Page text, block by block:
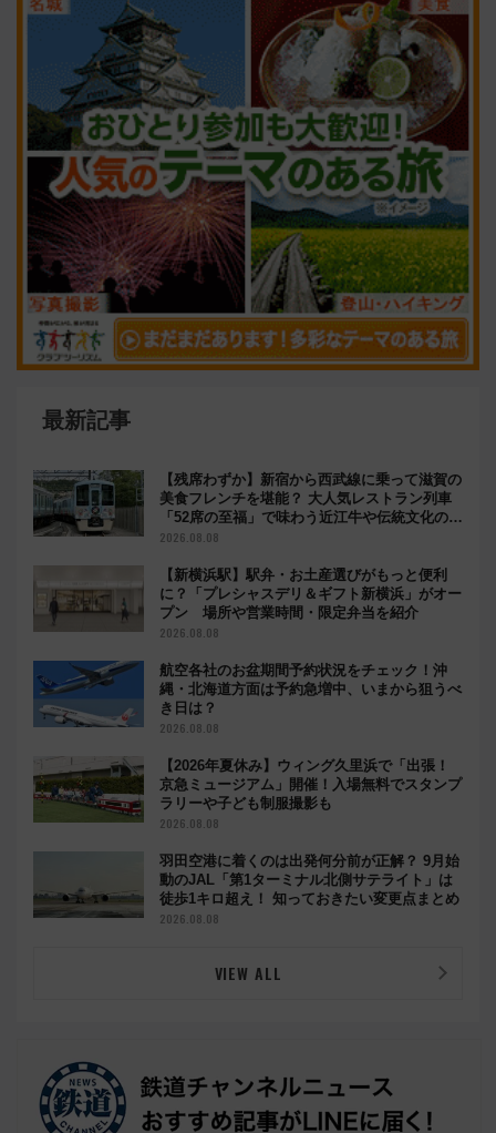
最新記事
【残席わずか】新宿から西武線に乗って滋賀の
美食フレンチを堪能？ 大人気レストラン列車
「52席の至福」で味わう近江牛や伝統文化の特
別コラボ
2026.08.08
【新横浜駅】駅弁・お土産選びがもっと便利
に？「プレシャスデリ＆ギフト新横浜」がオー
プン 場所や営業時間・限定弁当を紹介
2026.08.08
航空各社のお盆期間予約状況をチェック！沖
縄・北海道方面は予約急増中、いまから狙うべ
き日は？
2026.08.08
【2026年夏休み】ウィング久里浜で「出張！
京急ミュージアム」開催！入場無料でスタンプ
ラリーや子ども制服撮影も
2026.08.08
羽田空港に着くのは出発何分前が正解？ 9月始
動のJAL「第1ターミナル北側サテライト」は
徒歩1キロ超え！ 知っておきたい変更点まとめ
2026.08.08
VIEW ALL